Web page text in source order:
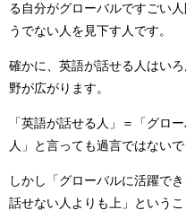
る自分がグローバルですごい
うでない人を見下す人です。
確かに、英語が話せる人はい
野が広がります。
「英語が話せる人」＝「グロ
人」と言っても過言ではないで
しかし「グローバルに活躍で
話せない人よりも上」というこ